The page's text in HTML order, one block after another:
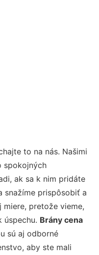
to na nás. Našimi
spokojných
ak sa k nim pridáte
snažíme prispôsobiť a
pretože vieme,
úspechu. Brány cena
sú aj odborné
aby ste mali